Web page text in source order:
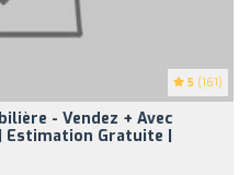
5 (161)
- Vendez + Avec
Estimation Gratuite |